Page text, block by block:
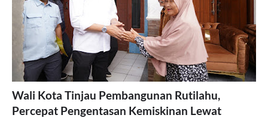
Wali Kota Tinjau Pembangunan Rutilahu,
Percepat Pengentasan Kemiskinan Lewat